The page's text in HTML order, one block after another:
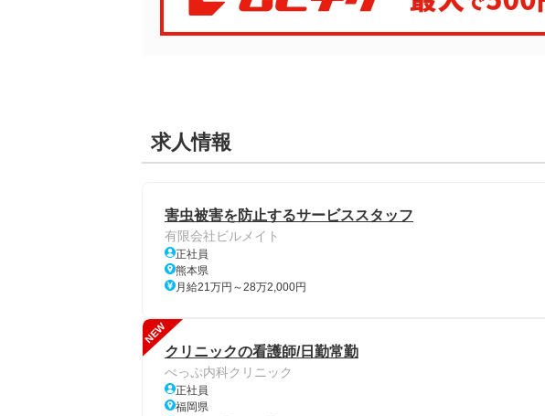
求人情報
害虫被害を防止するサービススタッフ
有限会社ビルメイト
正社員
熊本県
月給21万円～28万2,000円
NEW
クリニックの看護師/日勤常勤
べっぷ内科クリニック
正社員
福岡県